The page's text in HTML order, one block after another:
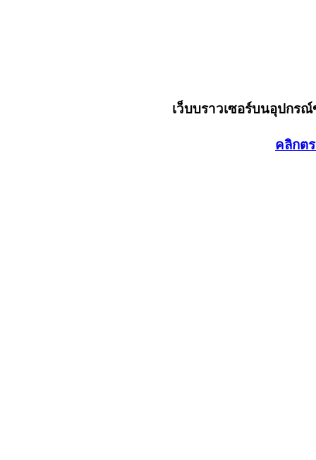
เว็บบราวเซอร์บนอุปกร
คลิกต